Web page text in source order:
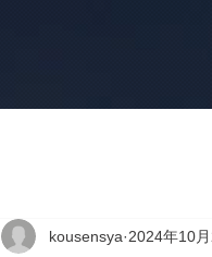
kousensya 2024年10